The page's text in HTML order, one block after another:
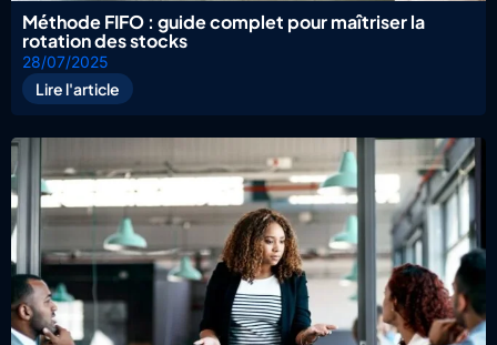
Méthode FIFO : guide complet pour maîtriser la
rotation des stocks
28/07/2025
Lire l'article